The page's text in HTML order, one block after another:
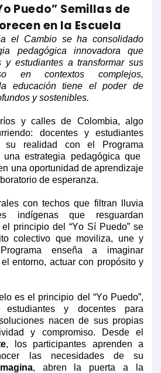
Puedo” Semillas de
en la Escuela
el Cambio se ha consolidado
pedagógica innovadora que
y estudiantes a transformar sus
en contextos complejos,
educación tiene el poder de
y sostenibles.
y calles de Colombia, algo
docentes y estudiantes
su realidad con el
Programa
estrategia pedagógica que
una oportunidad de aprendizaje
de esperanza.
con techos que filtran lluvia
indígenas que resguardan
principio del “Yo Sí Puedo” se
colectivo que moviliza, une y
Programa enseña a imaginar
entorno, actuar con propósito y
es el principio del “Yo Puedo”,
y docentes para
nacen de sus propias
y compromiso. Desde el
, los participantes aprenden a
las necesidades de su
Imagina, abren la puerta a la